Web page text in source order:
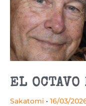
EL OCTAVO
Sakatomi 16/03/